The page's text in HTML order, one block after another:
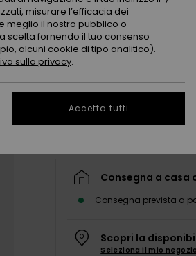
Aggiungi
Consegna a casa
Consegna prevista a
Scopri la
Seleziona il mio negozio
misurare l’efficacia dei
meglio il nostro pubblico o
scelta fornendo il tuo consenso
alcuni cookie di tipo analitico).
sulla privacy.
Accetta tutti